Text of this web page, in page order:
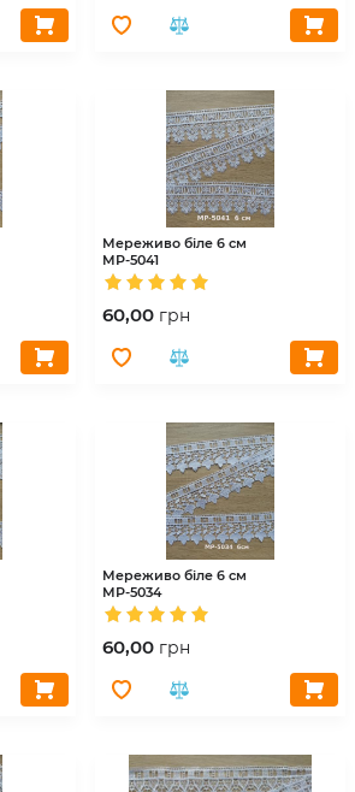
Мереживо біле 6 см
МР-5041
60,00 грн
Мереживо біле 6 см
МР-5034
60,00 грн